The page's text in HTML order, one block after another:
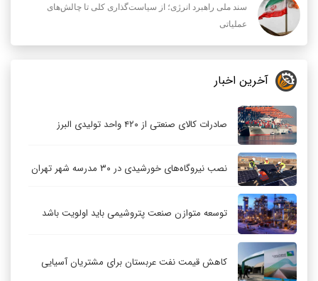
سند ملی راهبرد انرژی؛ از سیاست‌گذاری کلی تا چالش‌های
عملیاتی
آخرین اخبار
صادرات کالای صنعتی از ۴۲۰ واحد تولیدی البرز
نصب نیروگاه‌های خورشیدی در ۳۰ مدرسه شهر تهران
توسعه متوازن صنعت پتروشیمی باید اولویت باشد
کاهش قیمت نفت عربستان برای مشتریان آسیایی